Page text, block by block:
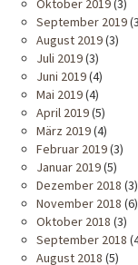
Oktober 2019(3)
September 2019
August 2019(3)
Juli 2019(3)
Juni 2019(4)
Mai 2019(4)
April 2019(5)
März 2019(4)
Februar 2019(3)
Januar 2019(5)
Dezember 2018 (3)
November 2018 (6)
Oktober 2018 (3)
September 2018
August 2018 (5)